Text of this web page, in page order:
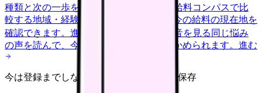
種類と次の一歩を整理します。
給料コンパスで比
較する地域・経験年数・施設形態から、今の給料の現在地を
確認できます。 進む 匿名掲示板で本音を見る 同じ悩み
の声を読んで、今の職場だけの問題か確かめられます。 進む
今は登録までしない人向け: 希望条件だけ保存